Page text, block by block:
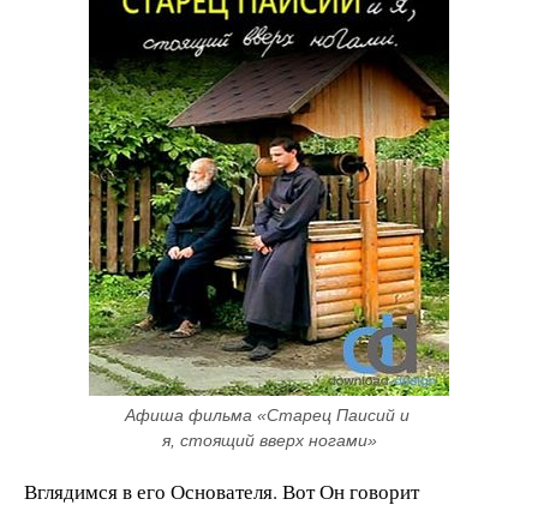
Афиша фильма «Старец Паисий и
я, стоящий вверх ногами»
Вглядимся в его Основателя. Вот Он говорит